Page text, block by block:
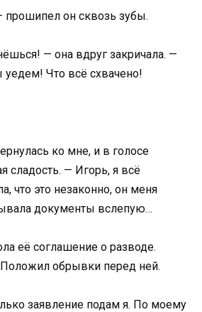
прошипел он сквозь зубы.
— она вдруг закричала. —
Что всё схвачено!
ко мне, и в голосе
сладость. — Игорь, я всё
что это незаконно, он меня
документы вслепую…
её соглашение о разводе.
Положил обрывки перед ней.
заявление подам я. По моему